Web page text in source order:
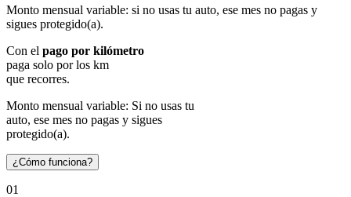
Monto mensual variable: si no usas tu auto, ese mes no pagas y
sigues protegido(a).
Con el pago por kilómetro
paga solo por los km
que recorres.
Monto mensual variable: Si no usas tu
auto, ese mes no pagas y sigues
protegido(a).
¿Cómo funciona?
01